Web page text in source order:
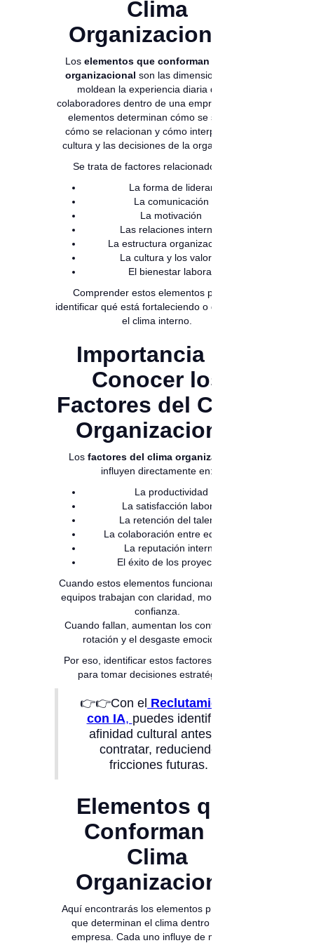
Clima
Organizacional?
Los elementos que conforman el clima
organizacional son las dimensiones que
moldean la experiencia diaria de los
colaboradores dentro de una empresa. Estos
elementos determinan cómo se sienten,
cómo se relacionan y cómo interpretan la
cultura y las decisiones de la organización.
Se trata de factores relacionados con:
La forma de liderar
La comunicación
La motivación
Las relaciones internas
La estructura organizacional
La cultura y los valores
El bienestar laboral
Comprender estos elementos permite
identificar qué está fortaleciendo o debilitando
el clima interno.
Importancia de
Conocer los
Factores del Clima
Organizacional
Los factores del clima organizacional
influyen directamente en:
La productividad
La satisfacción laboral
La retención del talento
La colaboración entre equipos
La reputación interna
El éxito de los proyectos
Cuando estos elementos funcionan bien, los
equipos trabajan con claridad, motivación y
confianza.
Cuando fallan, aumentan los conflictos, la
rotación y el desgaste emocional.
Por eso, identificar estos factores es clave
para tomar decisiones estratégicas.
👉👉Con el Reclutamiento
con IA, puedes identificar
afinidad cultural antes de
contratar, reduciendo
fricciones futuras.
Elementos que
Conforman el
Clima
Organizacional
Aquí encontrarás los elementos principales
que determinan el clima dentro de una
empresa. Cada uno influye de manera